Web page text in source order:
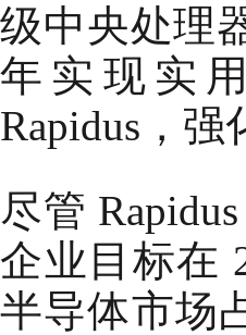
级中央处理
年实现实
Rapidus，
尽管
企业目标在
半导体市场